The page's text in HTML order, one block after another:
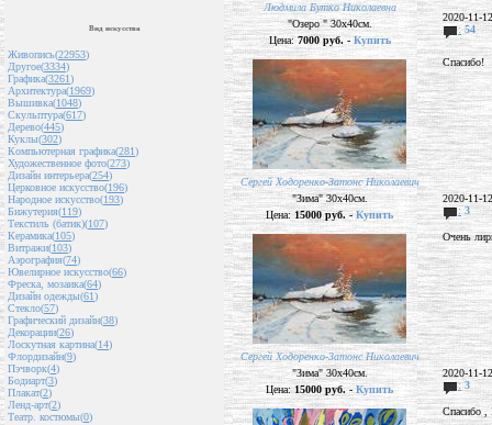
Вид искусства
Живопись(22953)
Другое(3334)
Графика(3261)
Архитектура(1969)
Вышивка(1048)
Скульптура(617)
Дерево(445)
Куклы(302)
Компьютерная графика(281)
Художественное фото(273)
Дизайн интерьера(254)
Церковное искусство(196)
Народное искусство(193)
Бижутерия(119)
Текстиль (батик)(107)
Керамика(105)
Витражи(103)
Аэрография(74)
Ювелирное искусство(66)
Фреска, мозаика(64)
Дизайн одежды(61)
Стекло(57)
Графический дизайн(38)
Декорации(26)
Лоскутная картина(14)
Флордизайн(9)
Пэчворк(4)
Бодиарт(3)
Плакат(2)
Ленд-арт(2)
Театр. костюмы(0)
Людмила Бутко Николаевна
"Озеро " 30х40см.
Цена: 7000 руб. - Купить
2020-11-
: 54
Сергей Ходоренко-Затонс Николаевич
"Зима" 30х40см.
Цена:15000 руб. - Купить
Спасибо!
2020-11-
: 3
Сергей Ходоренко-Затонс Николаевич
"Зима" 30х40см.
Цена: 15000 руб. -Купить
Очень
2020-11-
: 3
Спасибо